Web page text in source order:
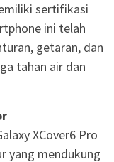
sertifikasi
ini telah
getaran, dan
tahan air dan
XCover6 Pro
yang mendukung